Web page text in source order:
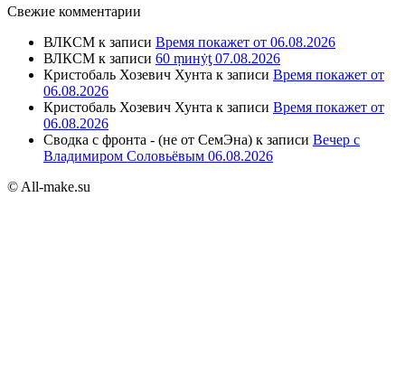
Свежие комментарии
ВЛКСМ к записи Время покажет от 06.08.2026
ВЛКСМ к записи 60 ṃинẏƫ 07.08.2026
Кристобаль Хозевич Хунта к записи Время покажет от
06.08.2026
Кристобаль Хозевич Хунта к записи Время покажет от
06.08.2026
Сводка с фронта - (не от СемЭна) к записи Вечер с
Владимиром Соловьёвым 06.08.2026
© All-make.su